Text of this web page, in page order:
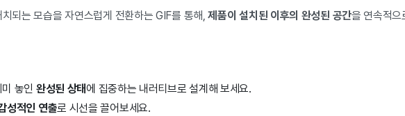
치되는 모습을 자연스럽게 전환하는 GIF를 통해,제품이 설치된 이후의 완성된 공간을 연속적으
놓인 완성된 상태에 집중하는 내러티브로 설계해 보세요.
성적인 연출로 시선을 끌어보세요.